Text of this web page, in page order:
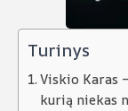
Turinys
Viskio Karas
kurią niekas